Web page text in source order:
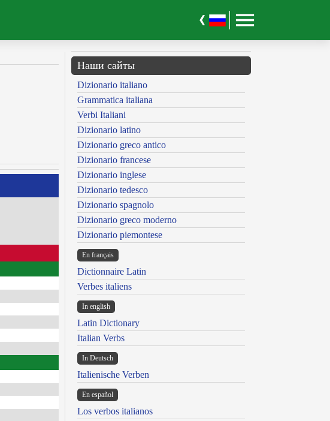
Наши сайты
Dizionario italiano
Grammatica italiana
Verbi Italiani
Dizionario latino
Dizionario greco antico
Dizionario francese
Dizionario inglese
Dizionario tedesco
Dizionario spagnolo
Dizionario greco moderno
Dizionario piemontese
En français
Dictionnaire Latin
Verbes italiens
In english
Latin Dictionary
Italian Verbs
In Deutsch
Italienische Verben
En español
Los verbos italianos